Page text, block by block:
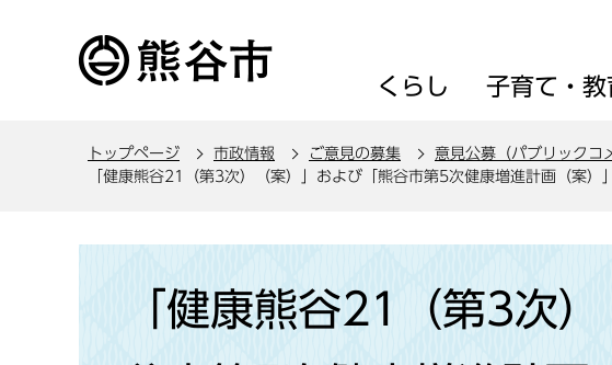
くらし 子育て・教
トップページ 市政情報 ご意見の募集 意見公募（パブリックコ
「健康熊谷21（第3次）（案）」および「熊谷市第5次健康増進計画（案）」
「健康熊谷21（第3次